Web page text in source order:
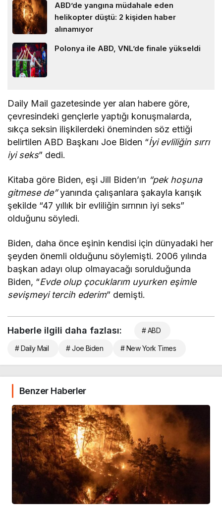
ABD’de yangına müdahale eden
helikopter düştü: 2 kişiden haber
alınamıyor
Polonya ile ABD, VNL’de finale yükseldi
Daily Mail gazetesinde yer alan habere göre,
çevresindeki gençlerle yaptığı konuşmalarda,
sıkça seksin ilişkilerdeki öneminden söz ettiği
belirtilen ABD Başkanı Joe Biden “İyi evliliğin sırrı
iyi seks” dedi.
Kitaba göre Biden, eşi Jill Biden’ın “pek hoşuna
gitmese de”yanında çalışanlara şakayla karışık
şekilde “47 yıllık bir evliliğin sırrının iyi seks”
olduğunu söyledi.
Biden, daha önce eşinin kendisi için dünyadaki her
şeyden önemli olduğunu söylemişti. 2006 yılında
başkan adayı olup olmayacağı sorulduğunda
Biden, “Evde olup çocuklarım uyurken eşimle
sevişmeyi tercih ederim” demişti.
Haberle ilgili daha fazlası: # ABD
# Daily Mail # Joe Biden # New York Times
Benzer Haberler